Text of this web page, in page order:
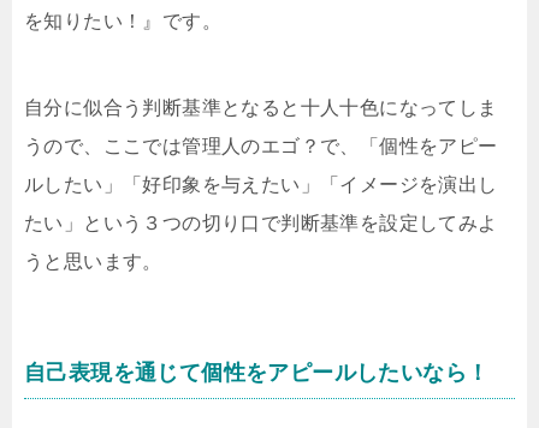
を知りたい！』です。
自分に似合う判断基準となると十人十色になってしま
うので、ここでは管理人のエゴ？で、「個性をアピー
ルしたい」「好印象を与えたい」「イメージを演出し
たい」という３つの切り口で判断基準を設定してみよ
うと思います。
自己表現を通じて個性をアピールしたいなら！